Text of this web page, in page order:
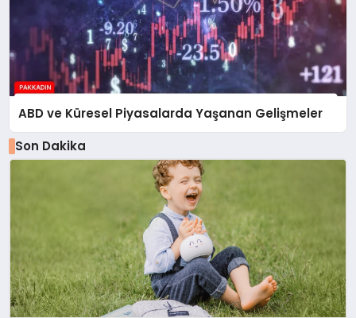
ABD ve Küresel Piyasalarda Yaşanan Gelişmeler
Son Dakika